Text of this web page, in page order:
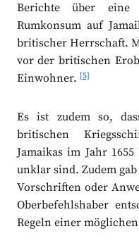
Berichte über eine
Rumkonsum auf
britischer Herrschaft.
vor der britischen
Einwohner.[5]
Es ist zudem so,
britischen
Jamaikas im Jahr
unklar sind. Zudem
Vorschriften oder
Oberbefehlshaber
Regeln einer